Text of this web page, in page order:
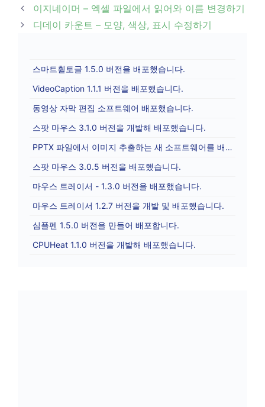
Post
navigation
이지네이머 – 엑셀 파일에서 읽어와 이름 변경하기
디데이 카운트 – 모양, 색상, 표시 수정하기
스마트휠토글 1.5.0 버전을 배포했습니다.
VideoCaption 1.1.1 버전을 배포했습니다.
동영상 자막 편집 소프트웨어 배포했습니다.
스팟 마우스 3.1.0 버전을 개발해 배포했습니다.
PPTX 파일에서 이미지 추출하는 새 소프트웨어를 배포합니다.
스팟 마우스 3.0.5 버전을 배포했습니다.
마우스 트레이서 - 1.3.0 버전을 배포했습니다.
마우스 트레이서 1.2.7 버전을 개발 및 배포했습니다.
심플펜 1.5.0 버전을 만들어 배포합니다.
CPUHeat 1.1.0 버전을 개발해 배포했습니다.